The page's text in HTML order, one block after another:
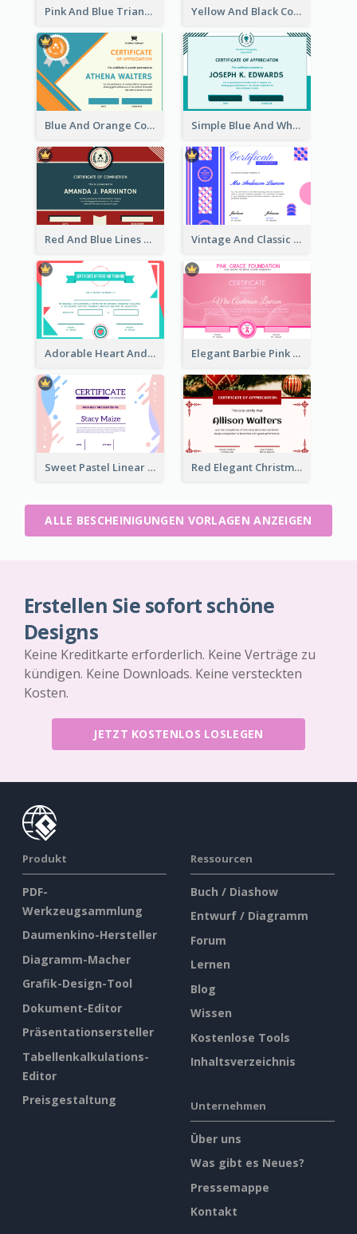
Pink And Blue Triangles Confetti Celebration Certificate Yellow And Black Contrast Simple Certificate
Blue And Orange Company Triangles With Badge Certificate Simple Blue And White Rectangle Certificate
Red And Blue Lines And Badge Completion Certificate Vintage And Classic Vibrant Certificate Design Ideas
Adorable Heart And Triangles Certificate Design Template Elegant Barbie Pink Certificate Design Ideas
Sweet Pastel Linear Certificate Design Template Red Elegant Christmas Celebration Certificate
ALLE BESCHEINIGUNGEN VORLAGEN ANZEIGEN
Erstellen Sie sofort schöne
Designs
Keine Kreditkarte erforderlich. Keine Verträge zu
kündigen. Keine Downloads. Keine versteckten
Kosten.
JETZT KOSTENLOS LOSLEGEN
Produkt
PDF-
Werkzeugsammlung
Daumenkino-Hersteller
Diagramm-Macher
Grafik-Design-Tool
Dokument-Editor
Präsentationsersteller
Tabellenkalkulations-
Editor
Preisgestaltung
Ressourcen
Buch / Diashow
Entwurf / Diagramm
Forum
Lernen
Blog
Wissen
Kostenlose Tools
Inhaltsverzeichnis
Unternehmen
Über uns
Was gibt es Neues?
Pressemappe
Kontakt